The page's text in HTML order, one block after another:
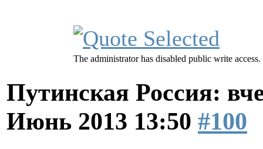
The administrator has disabled public write access.
Путинская Россия:
Июнь 2013 13:50 #100